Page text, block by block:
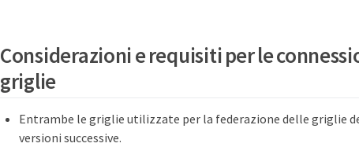
Considerazioni e requisiti per le
griglie
Entrambe le griglie utilizzate per la federazione delle griglie
versioni successive.